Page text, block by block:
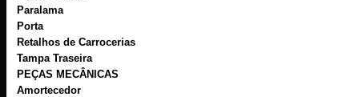
Paralama
Porta
Retalhos de Carrocerias
Tampa Traseira
PEÇAS MECÂNICAS
Amortecedor